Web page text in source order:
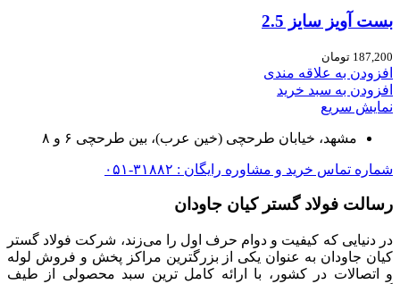
بست آویز سایز 2.5
187,200 تومان
افزودن به علاقه مندی
افزودن به سبد خرید
نمایش سریع
مشهد، خیابان طرحچی (خین عرب)، بین طرحچی ۶ و ۸
شماره تماس خرید و مشاوره رایگان : ۳۱۸۸۲-۰۵۱
رسالت فولاد گستر کیان جاودان
در دنیایی که کیفیت و دوام حرف اول را می‌زند، شرکت فولاد گستر
کیان جاودان به عنوان یکی از بزرگترین مراکز پخش و فروش لوله
و اتصالات در کشور، با ارائه کامل ترین سبد محصولی از طیف